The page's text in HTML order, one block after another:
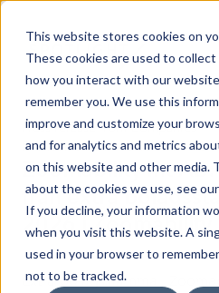
This website stores cookies on
These cookies are used to
how you interact with our
remember you. We use this
improve and customize your
and for analytics and metrics
on this website and other media.
about the cookies we use, see
If you decline, your information
when you visit this website. A
used in your browser to
not to be tracked.
Press release from Companies
Publicerat: 2026-06-05 10:27:38
Zoomability Int AB:
från extra
2026 i Zoomability
Extra bolagsstämma i